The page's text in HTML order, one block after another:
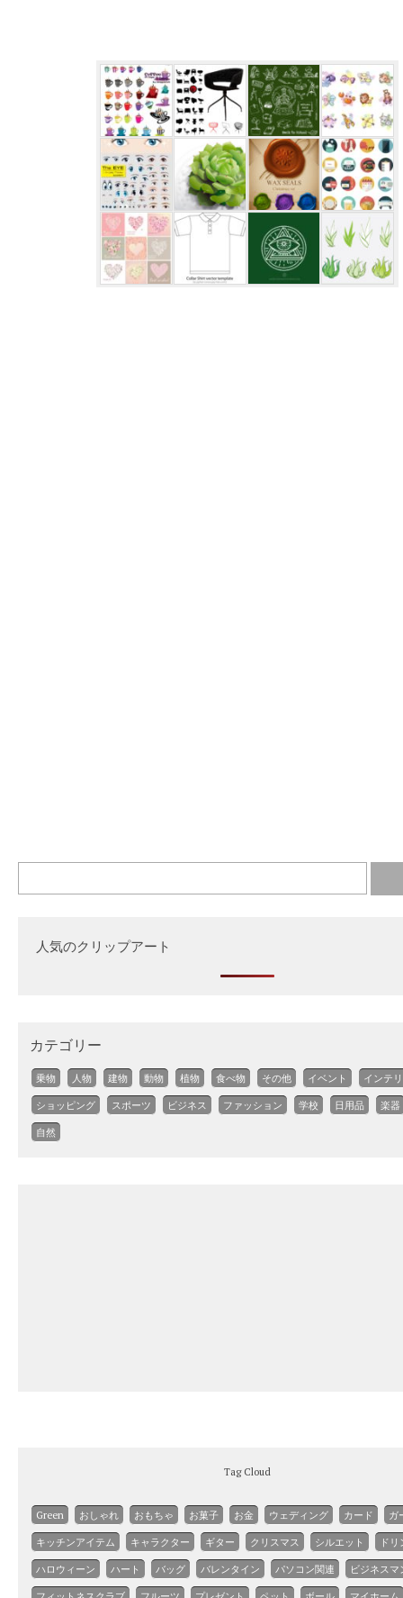
人気のクリップアート
カテゴリー
乗物 人物 建物 動物 植物 食べ物 その他 イベント インテ
ショッピング スポーツ ビジネス ファッション 学校 日用品 楽器
自然
Tag Cloud
Green おしゃれ おもちゃ お菓子 お金 ウェディング カード ガ
キッチンアイテム キャラクター ギター クリスマス シルエット ド
ハロウィーン ハート バッグ バレンタイン パソコン関連 ビジネスマ